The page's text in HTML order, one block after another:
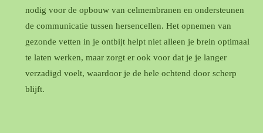
nodig voor de opbouw van celmembranen en ondersteunen
de communicatie tussen hersencellen. Het opnemen van
gezonde vetten in je ontbijt helpt niet alleen je brein optimaal
te laten werken, maar zorgt er ook voor dat je je langer
verzadigd voelt, waardoor je de hele ochtend door scherp
blijft.